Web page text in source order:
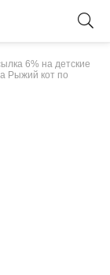
6% на детские
Рыжий кот по